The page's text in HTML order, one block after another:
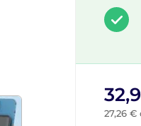
27,26 €